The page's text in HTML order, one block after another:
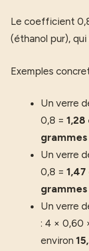
Le coefficient
(éthanol pur), qui
Exemples
Un verre
0,8 = 1,28
grammes
Un verre
0,8 = 1,47
grammes
Un verre
: 4 × 0,60
environ